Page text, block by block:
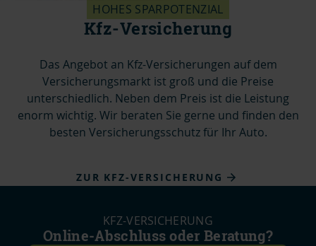
HOHES SPARPOTENZIAL
Kfz-Versicherung
Das Angebot an Kfz-Versicherungen auf dem
Versicherungsmarkt ist groß und die Preise
unterschiedlich. Neben dem Preis ist die Leistung
enorm wichtig. Wir beraten Sie gerne und finden den
besten Versicherungsschutz für Ihr Auto.
ZUR KFZ-VERSICHERUNG
KFZ-VERSICHERUNG
Online-Abschluss oder Beratung?